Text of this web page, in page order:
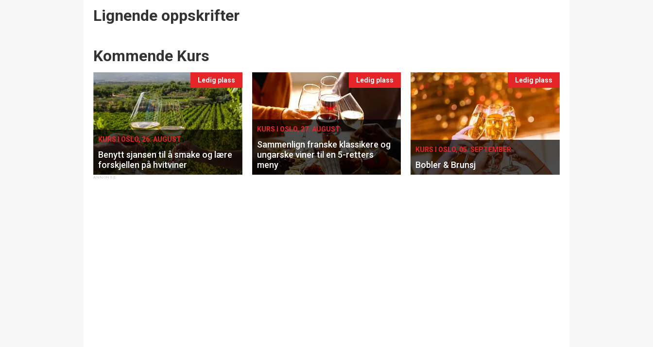
Lignende oppskrifter
Events
Kommende Kurs
Ledig plass
KURS I OSLO, 26. AUGUST
Benytt sjansen til å smake og lære
forskjellen på hvitviner
Ledig plass
KURS I OSLO, 27. AUGUST
Sammenlign franske klassikere og
ungarske viner til en 5-retters
meny
Ledig plass
KURS I OSLO, 05. SEPTEMBER
Bobler & Brunsj